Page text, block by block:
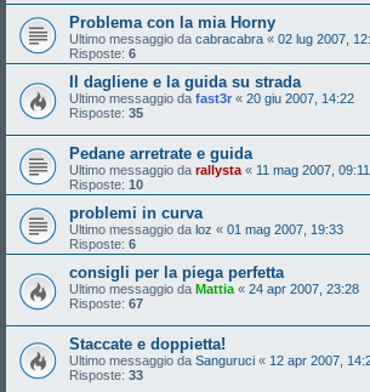
Problema con la mia Horny
Ultimo messaggio da cabracabra « 02 lug 2007,
Risposte: 6
Il dagliene e la guida su strada
Ultimo messaggio da fast3r « 20 giu 2007, 14:22
Risposte: 35
Pedane arretrate e guida
Ultimo messaggio da rallysta « 11 mag 2007, 09:11
Risposte: 10
problemi in curva
Ultimo messaggio da loz « 01 mag 2007, 19:33
Risposte: 6
consigli per la piega perfetta
Ultimo messaggio da Mattia « 24 apr 2007, 23:28
Risposte: 67
Staccate e doppietta!
Ultimo messaggio da Sanguruci « 12 apr 2007,
Risposte: 33